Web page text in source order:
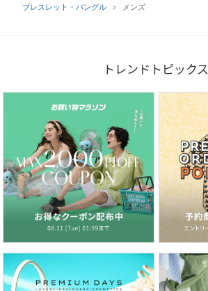
ブレスレット・バングル
メンズ
トレンドトピックス